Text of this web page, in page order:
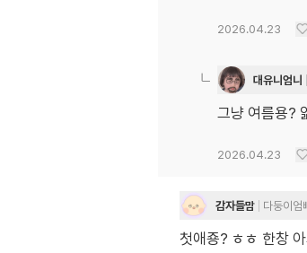
2026.04.23
대유니엄니
그냥 여름용?
2026.04.23
감자들맘 다둥이엄
첫애죵? ㅎㅎ 한창